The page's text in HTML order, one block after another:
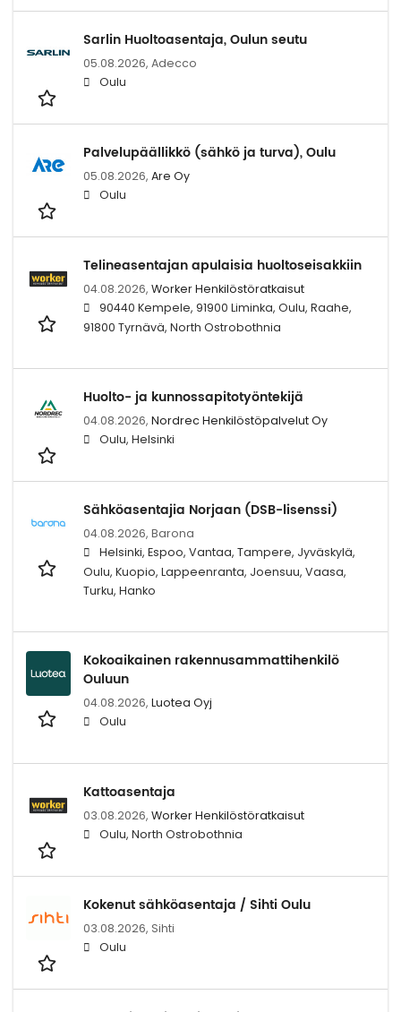
Sarlin Huoltoasentaja, Oulun seutu
05.08.2026, Adecco
Oulu
Palvelupäällikkö (sähkö ja turva), Oulu
05.08.2026, Are Oy
Oulu
Telineasentajan apulaisia huoltoseisakkiin
04.08.2026, Worker Henkilöstöratkaisut
90440 Kempele, 91900 Liminka, Oulu, Raahe,
91800 Tyrnävä, North Ostrobothnia
Huolto- ja kunnossapitotyöntekijä
04.08.2026, Nordrec Henkilöstöpalvelut Oy
Oulu, Helsinki
Sähköasentajia Norjaan (DSB-lisenssi)
04.08.2026, Barona
Helsinki, Espoo, Vantaa, Tampere, Jyväskylä,
Oulu, Kuopio, Lappeenranta, Joensuu, Vaasa,
Turku, Hanko
Kokoaikainen rakennusammattihenkilö
Ouluun
04.08.2026, Luotea Oyj
Oulu
Kattoasentaja
03.08.2026, Worker Henkilöstöratkaisut
Oulu, North Ostrobothnia
Kokenut sähköasentaja / Sihti Oulu
03.08.2026, Sihti
Oulu